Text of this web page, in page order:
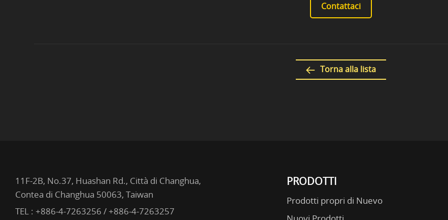
Contattaci
Torna alla lista
PRODOTTI
Prodotti propri di Nuevo
11F-2B, No.37, Huashan Rd., Città di Changhua,
Contea di Changhua 50063, Taiwan
TEL : +886-4-7263256 / +886-4-7263257